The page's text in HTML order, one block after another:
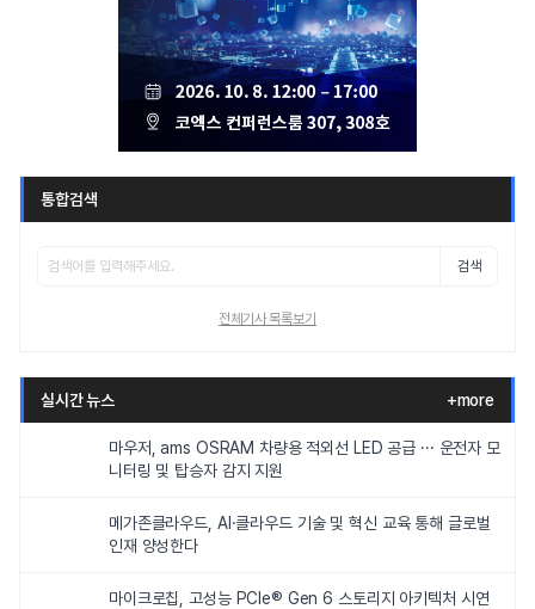
통합검색
검색
전체기사 목록보기
실시간 뉴스 +more
마우저, ams OSRAM 차량용 적외선 LED 공급 ··· 운전자 모
니터링 및 탑승자 감지 지원
메가존클라우드, AI·클라우드 기술 및 혁신 교육 통해 글로벌
인재 양성한다
마이크로칩, 고성능 PCIe® Gen 6 스토리지 아키텍처 시연